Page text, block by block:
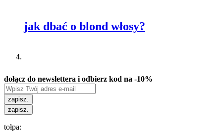
jak dbać o blond włosy?
dołącz do newslettera i odbierz kod na -10%
zapisz.
zapisz.
tołpa: